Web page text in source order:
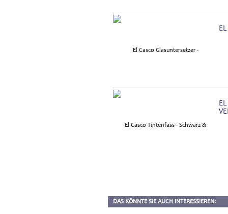
DAS KÖNNTE SIE AUCH INTERESSIEREN: